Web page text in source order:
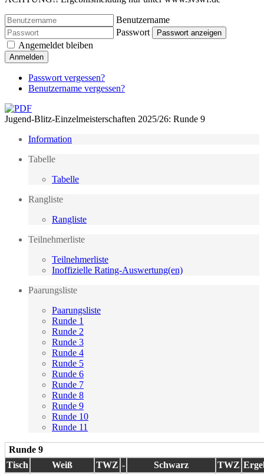
Benutzername
Passwort
Passwort anzeigen
Angemeldet bleiben
Anmelden
Passwort vergessen?
Benutzername vergessen?
Jugend-Blitz-Einzelmeisterschaften 2025/26: Runde 9
Information
Tabelle
Tabelle
Rangliste
Rangliste
Teilnehmerliste
Teilnehmerliste
Inoffizielle Rating-Auswertung(en)
Paarungsliste
Paarungsliste
Runde 1
Runde 2
Runde 3
Runde 4
Runde 5
Runde 6
Runde 7
Runde 8
Runde 9
Runde 10
Runde 11
Runde 9
Tisch
Weiß TWZ - Schwarz TWZ